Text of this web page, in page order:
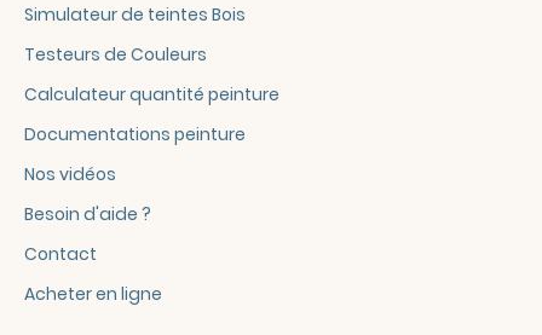
Simulateur de teintes Bois
Testeurs de Couleurs
Calculateur quantité peinture
Documentations peinture
Nos vidéos
Besoin d'aide ?
Contact
Acheter en ligne